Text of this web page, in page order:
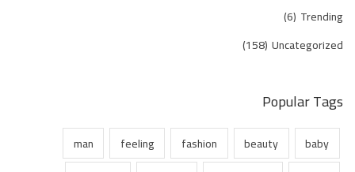
Trending
(6)
Uncategorized
(158)
Popular Tags
baby
beauty
fashion
feeling
man